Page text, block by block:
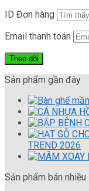
ID Đơn hàng
Email thanh toán
Theo dõi
Sản phẩm gần đây
TREND 2026
Sản phẩm bán nhiều